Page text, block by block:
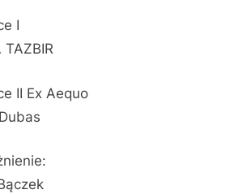
I
TAZBIR
II Ex Aequo